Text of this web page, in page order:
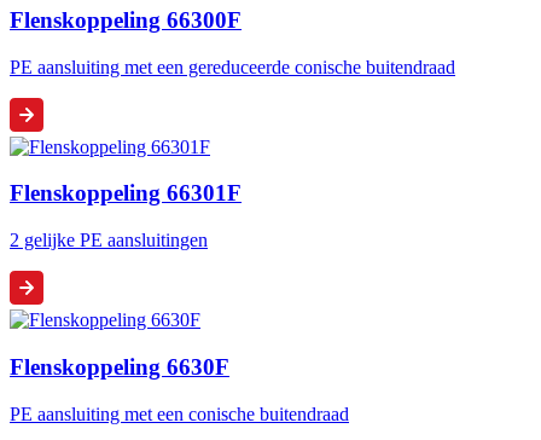
Flenskoppeling 66300F
PE aansluiting met een gereduceerde conische buitendraad
Flenskoppeling 66301F
2 gelijke PE aansluitingen
Flenskoppeling 6630F
PE aansluiting met een conische buitendraad